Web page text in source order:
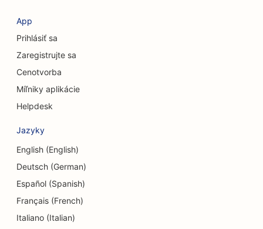
SEO pre zmenárenské služby
SEO pre úverové družstvá
SEO pre obchody s koláčikmi
SEO pre tanečné štúdiá
SEO pre služby dlhového poradenstva
SEO pre zubné kliniky
App
Prihlásiť sa
Zaregistrujte sa
Cenotvorba
Míľniky aplikácie
Helpdesk
Jazyky
English (English)
Deutsch (German)
Español (Spanish)
Français (French)
Italiano (Italian)